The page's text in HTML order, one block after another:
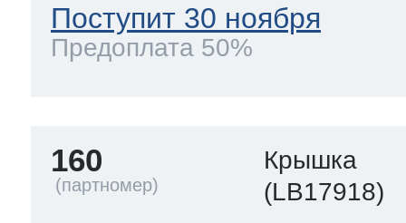
Поступит 30 ноября
Предоплата 50%
160
Крышка
(LB17918)